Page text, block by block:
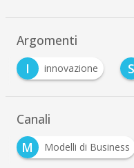
Argomenti
innovazione S
Canali
M
Modelli di Business